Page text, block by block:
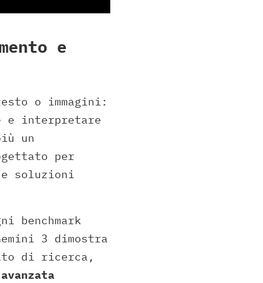
e
o immagini:
e interpretare
un
per
soluzioni
benchmark
3 dimostra
di ricerca,